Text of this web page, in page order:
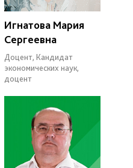
Игнатова Мария
Сергеевна
Доцент, Кандидат
экономических наук,
доцент